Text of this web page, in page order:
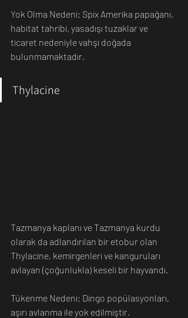
Yok Olma Nedeni: Spix Amerika papağanı,
habitat tahribi, yasadışı tuzaklar ve
ticaret nedeniyle vahşi doğada
bulunmamaktadır.
Thylacine
Tazmanya kaplanı ve Tazmanya kurdu
olarak da adlandırılan bir etobur olan
Thylacine, kemirgenleri ve kanguruları
avlayan (çoğunlukla) keseli bir hayvandı.
Tükenme Nedeni: Dingo popülasyonları,
aşırı avlanma ile yok edilmiştir.